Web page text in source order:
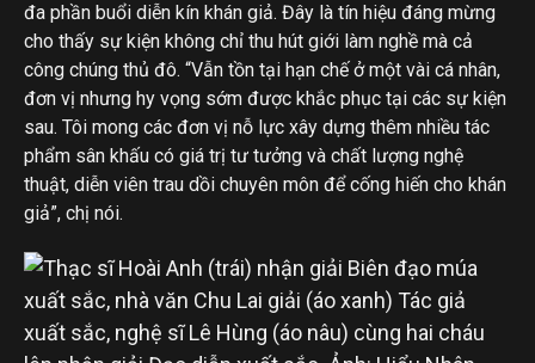
đa phần buổi diễn kín khán giả. Đây là tín hiệu đáng mừng
cho thấy sự kiện không chỉ thu hút giới làm nghề mà cả
công chúng thủ đô. “Vẫn tồn tại hạn chế ở một vài cá nhân,
đơn vị nhưng hy vọng sớm được khắc phục tại các sự kiện
sau. Tôi mong các đơn vị nỗ lực xây dựng thêm nhiều tác
phẩm sân khấu có giá trị tư tưởng và chất lượng nghệ
thuật, diễn viên trau dồi chuyên môn để cống hiến cho khán
giả”, chị nói.